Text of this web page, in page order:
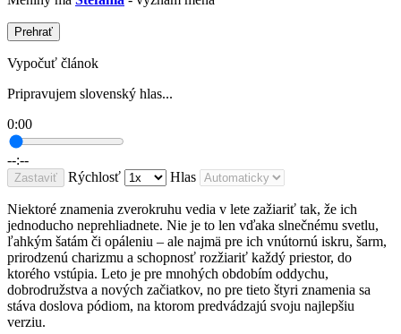
Prehrať
Vypočuť článok
Pripravujem slovenský hlas...
0:00
--:--
Zastaviť Rýchlosť Hlas
Niektoré znamenia zverokruhu vedia v lete zažiariť tak, že ich
jednoducho neprehliadnete. Nie je to len vďaka slnečnému svetlu,
ľahkým šatám či opáleniu – ale najmä pre ich vnútornú iskru, šarm,
prirodzenú charizmu a schopnosť rozžiariť každý priestor, do
ktorého vstúpia. Leto je pre mnohých obdobím oddychu,
dobrodružstva a nových začiatkov, no pre tieto štyri znamenia sa
stáva doslova pódiom, na ktorom predvádzajú svoju najlepšiu
verziu.